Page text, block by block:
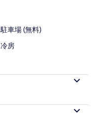
駐車場 (無料)
冷房